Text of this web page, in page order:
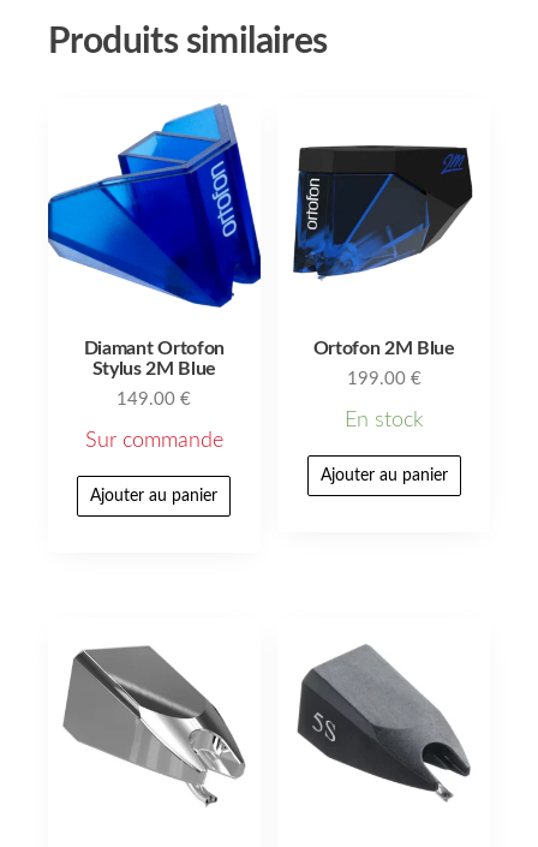
Produits similaires
Diamant Ortofon
Stylus 2M Blue
149.00€
Sur commande
Ajouter au panier
Ortofon 2M Blue
199.00 €
En stock
Ajouter au panier